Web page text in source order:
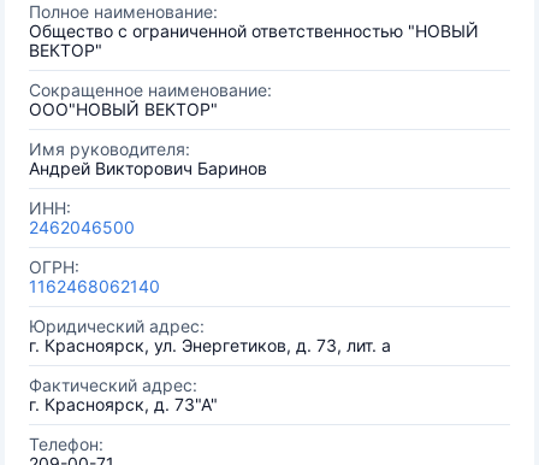
Полное наименование:
Общество с ограниченной ответственностью "НОВЫЙ
ВЕКТОР"
Сокращенное наименование:
ООО"НОВЫЙ ВЕКТОР"
Имя руководителя:
Андрей Викторович Баринов
ИНН:
2462046500
ОГРН:
1162468062140
Юридический адрес:
г. Красноярск, ул. Энергетиков, д. 73, лит. а
Фактический адрес:
г. Красноярск, д. 73"А"
Телефон: